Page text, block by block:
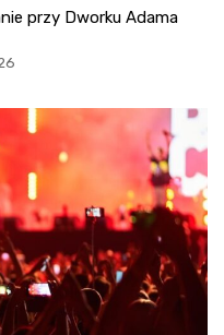
przy Dworku Adama